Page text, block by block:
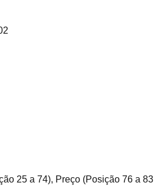
25 a 74), Preço (Posição 76 a